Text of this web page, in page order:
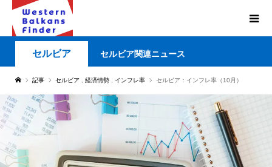
セルビア セルビア関連ニュース
記事 セルビア 経済情勢 インフレ率 セルビア：インフレ率（10月）